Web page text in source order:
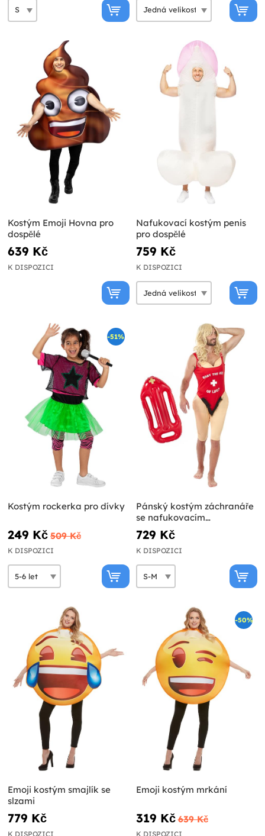
Kostým Emoji Hovna pro
dospělé
639 Kč
K DISPOZICI
Nafukovací kostým penis
pro dospělé
759 Kč
K DISPOZICI
-51%
Kostým rockerka pro dívky
249 Kč 509 Kč
K DISPOZICI
Pánský kostým záchranáře
se nafukovacím
záchranným kruhem
729 Kč
K DISPOZICI
Emoji kostým smajlík se
slzami
779 Kč
K DISPOZICI
-50%
Emoji kostým mrkání
319 Kč 639 Kč
K DISPOZICI